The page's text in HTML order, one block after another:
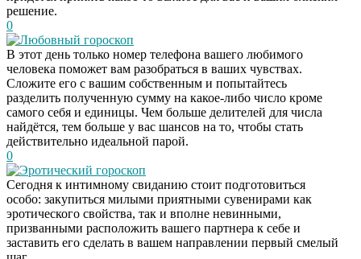
решение.
0
Любовный гороскоп
В этот день только номер телефона вашего любимого
человека поможет вам разобраться в ваших чувствах.
Сложите его с вашим собственным и попытайтесь
разделить полученную сумму на какое-либо число кроме
самого себя и единицы. Чем больше делителей для числа
найдётся, тем больше у вас шансов на то, чтобы стать
действительно идеальной парой.
0
Эротический гороскоп
Сегодня к интимному свиданию стоит подготовиться
особо: закупиться милыми приятными сувенирами как
эротического свойства, так и вполне невинными,
призванными расположить вашего партнера к себе и
заставить его сделать в вашем направлении первый смелый